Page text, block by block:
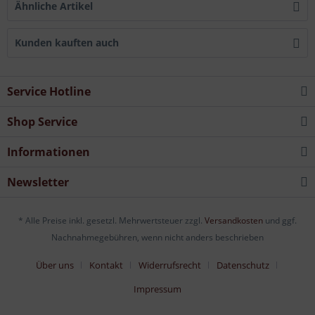
Ähnliche Artikel
Kunden kauften auch
Service Hotline
Shop Service
Informationen
Newsletter
* Alle Preise inkl. gesetzl. Mehrwertsteuer zzgl. Versandkosten und ggf.
Nachnahmegebühren, wenn nicht anders beschrieben
Über uns Kontakt Widerrufsrecht
Datenschutz
Impressum